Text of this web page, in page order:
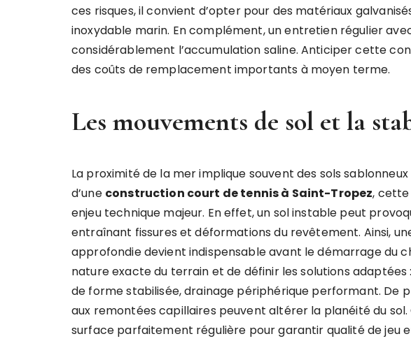
ces risques, il convient d’opter pour des matériaux
inoxydable marin. En complément, un entretien régulier
considérablement l’accumulation saline. Anticiper cette
des coûts de remplacement importants à moyen terme.
Les mouvements de sol et la
La proximité de la mer implique souvent des sols
d’une construction court de tennis à Saint-Tropez,
enjeu technique majeur. En effet, un sol instable peut
entraînant fissures et déformations du revêtement. Ainsi,
approfondie devient indispensable avant le démarrage du
nature exacte du terrain et de définir les solutions
de forme stabilisée, drainage périphérique performant. De
aux remontées capillaires peuvent altérer la planéité du sol.
surface parfaitement régulière pour garantir qualité de jeu